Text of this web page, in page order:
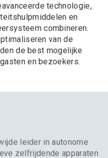
technologie,
en
combineren.
van de
de best mogelijke
en bezoekers.
leider in autonome
zelfrijdende apparaten